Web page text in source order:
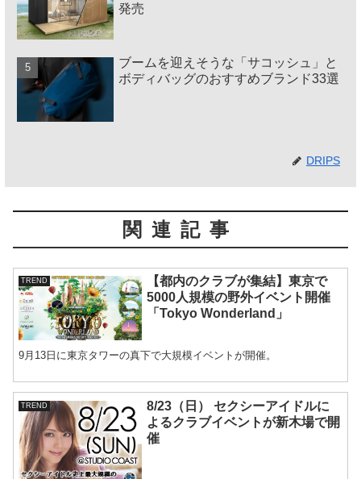
発売
ブームを迎えそうな「サコッシュ」と
ボディバッグのおすすめブランド33選
DRIPS
関連記事
TREND
【都内のクラブが集結】東京で
5000人規模の野外イベント開催
「Tokyo Wonderland」
9月13日に東京タワーの真下で大規模イベントが開催。
TREND
8/23（日） セクシーアイドルに
よるクラブイベントが新木場で開
催